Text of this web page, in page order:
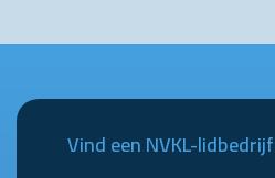
Vind een NVKL-